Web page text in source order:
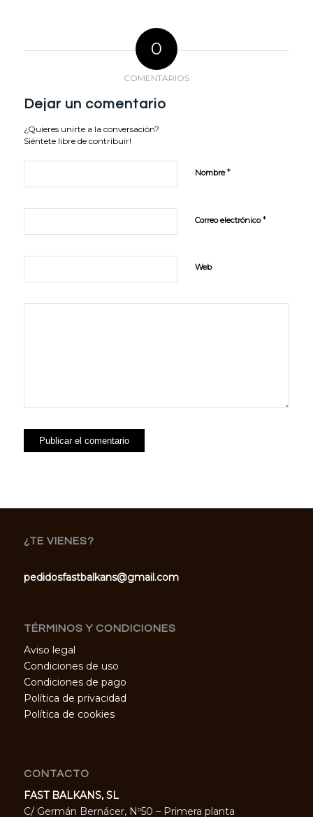
0
COMENTARIOS
Dejar un comentario
¿Quieres unirte a la conversación?
Siéntete libre de contribuir!
Nombre*
Correo electrónico*
Web
¿TE VIENES?
pedidosfastbalkans@gmail.com
TÉRMINOS Y CONDICIONES
Aviso legal
Condiciones de uso
Condiciones de pago
Política de privacidad
Política de cookies
CONTACTO
FAST BALKANS, SL
C/ Germán Bernácer, Nº50 – Primera planta